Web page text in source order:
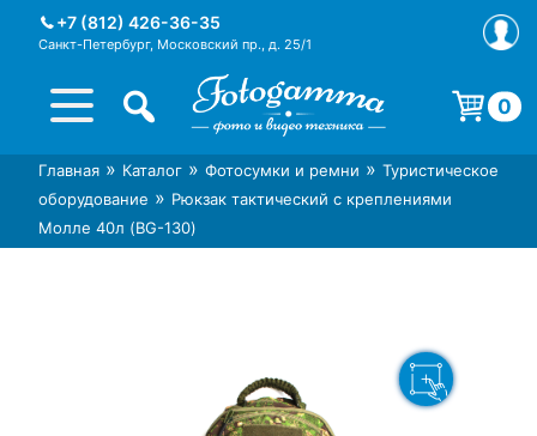
+7 (812) 426-36-35
Санкт-Петербург, Московский пр., д. 25/1
Интернет-магазин фототехники
Foto-Gamma в СПб
Магазин фотоаксессуаров foto-
gamma.ru
0
Корзина пуста.
Главная » Каталог » Фотосумки и ремни » Туристическое
оборудование » Рюкзак тактический с креплениями
Молле 40л (BG-130)